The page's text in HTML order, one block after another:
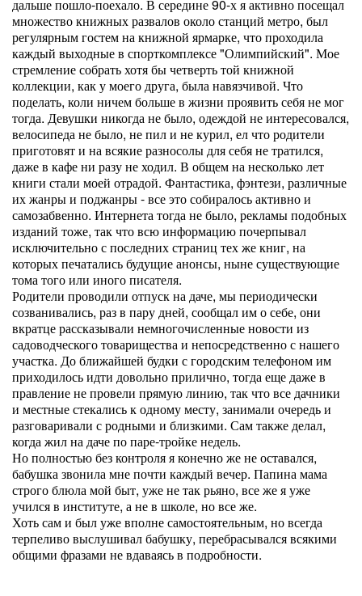
дальше пошло-поехало. В середине 90-х я активно посещал
множество книжных развалов около станций метро, был
регулярным гостем на книжной ярмарке, что проходила
каждый выходные в спорткомплексе "Олимпийский". Мое
стремление собрать хотя бы четверть той книжной
коллекции, как у моего друга, была навязчивой. Что
поделать, коли ничем больше в жизни проявить себя не мог
тогда. Девушки никогда не было, одеждой не интересовался,
велосипеда не было, не пил и не курил, ел что родители
приготовят и на всякие разносолы для себя не тратился,
даже в кафе ни разу не ходил. В общем на несколько лет
книги стали моей отрадой. Фантастика, фэнтези, различные
их жанры и поджанры - все это собиралось активно и
самозабвенно. Интернета тогда не было, рекламы подобных
изданий тоже, так что всю информацию почерпывал
исключительно с последних страниц тех же книг, на
которых печатались будущие анонсы, ныне существующие
тома того или иного писателя.
Родители проводили отпуск на даче, мы периодически
созванивались, раз в пару дней, сообщал им о себе, они
вкратце рассказывали немногочисленные новости из
садоводческого товарищества и непосредственно с нашего
участка. До ближайшей будки с городским телефоном им
приходилось идти довольно прилично, тогда еще даже в
правление не провели прямую линию, так что все дачники
и местные стекались к одному месту, занимали очередь и
разговаривали с родными и близкими. Сам также делал,
когда жил на даче по паре-тройке недель.
Но полностью без контроля я конечно же не оставался,
бабушка звонила мне почти каждый вечер. Папина мама
строго блюла мой быт, уже не так рьяно, все же я уже
учился в институте, а не в школе, но все же.
Хоть сам и был уже вполне самостоятельным, но всегда
терпеливо выслушивал бабушку, перебрасывался всякими
общими фразами не вдаваясь в подробности.